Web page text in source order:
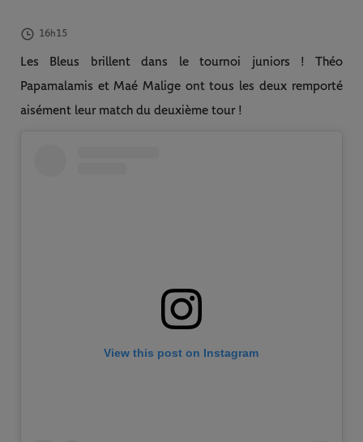
16h15
Les Bleus brillent dans le tournoi juniors ! Théo
Papamalamis et Maé Malige ont tous les deux remporté
aisément leur match du deuxième tour !
View this post on Instagram